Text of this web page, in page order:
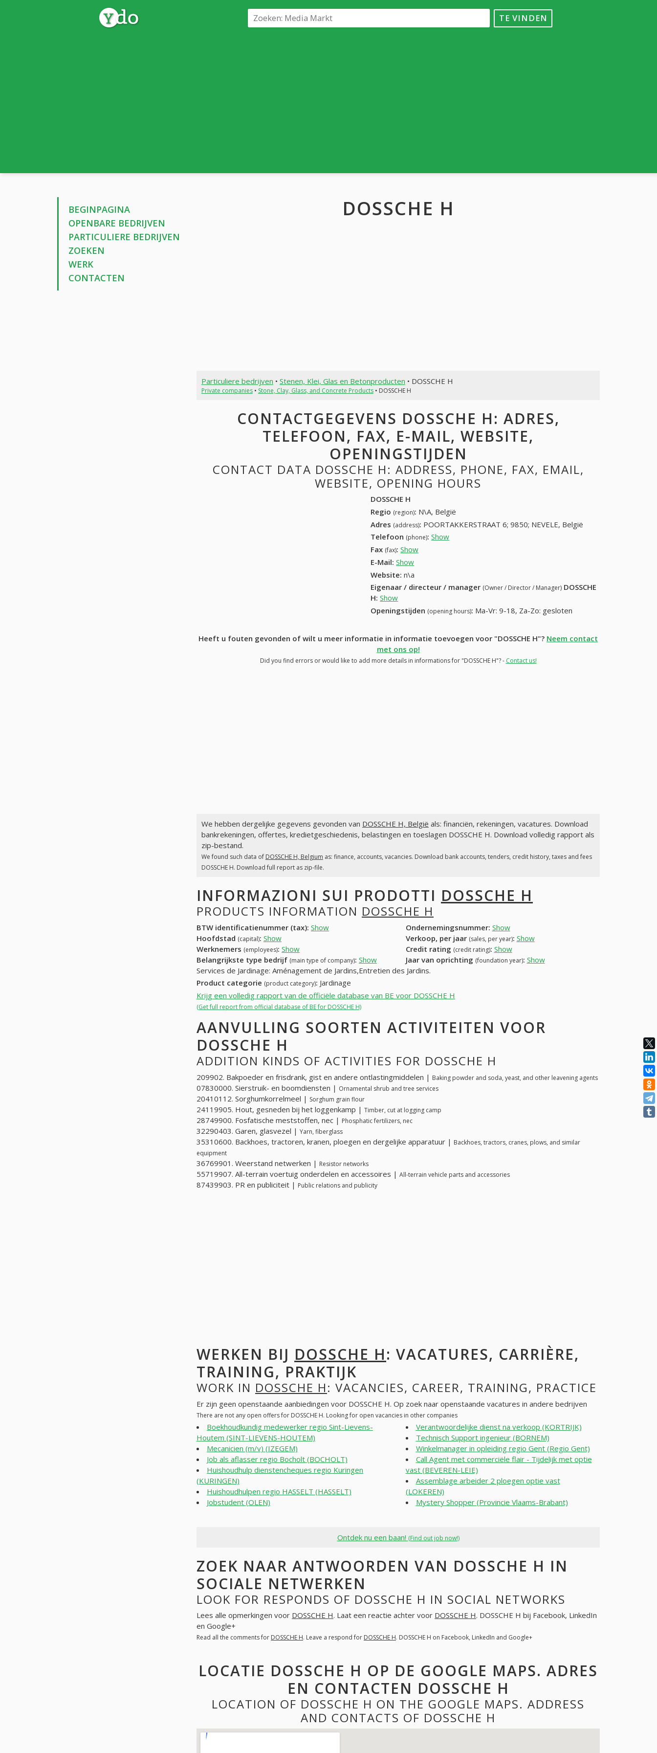
TE VINDEN
BEGINPAGINA
OPENBARE BEDRIJVEN
PARTICULIERE BEDRIJVEN
ZOEKEN
WERK
CONTACTEN
DOSSCHE H
Particuliere bedrijven • Stenen, Klei, Glas en Betonproducten • DOSSCHE H
Private companies• Stone, Clay, Glass, and Concrete Products• DOSSCHE H
CONTACTGEGEVENS DOSSCHE H: ADRES,
TELEFOON, FAX, E-MAIL, WEBSITE,
OPENINGSTIJDEN
CONTACT DATA DOSSCHE H: ADDRESS, PHONE, FAX, EMAIL,
WEBSITE, OPENING HOURS
DOSSCHE H
Regio (region): N\A, België
Adres (address): POORTAKKERSTRAAT 6; 9850; NEVELE, België
Telefoon (phone): Show
Fax (fax): Show
E-Mail: Show
Website: n\a
Eigenaar / directeur / manager (Owner / Director / Manager) DOSSCHE
H: Show
Openingstijden (opening hours): Ma-Vr: 9-18, Za-Zo: gesloten
Heeft u fouten gevonden of wilt u meer informatie in informatie toevoegen voor "DOSSCHE H"? Neem contact
met ons op!
Did you find errors or would like to add more details in informations for "DOSSCHE H"? - Contact us!
We hebben dergelijke gegevens gevonden van DOSSCHE H, België als: financiën, rekeningen, vacatures. Download
bankrekeningen, offertes, kredietgeschiedenis, belastingen en toeslagen DOSSCHE H. Download volledig rapport als
zip-bestand.
We found such data of DOSSCHE H, Belgium as: finance, accounts, vacancies. Download bank accounts, tenders, credit history, taxes and fees
DOSSCHE H. Download full report as zip-file.
INFORMAZIONI SUI PRODOTTI DOSSCHE H
PRODUCTS INFORMATION DOSSCHE H
BTW identificatienummer (tax): Show Ondernemingsnummer: Show
Hoofdstad (capital): Show Verkoop, per jaar (sales, per year): Show
Werknemers (employees): Show Credit rating (credit rating): Show
Belangrijkste type bedrijf (main type of company): Show Jaar van oprichting (foundation year): Show
Services de Jardinage: Aménagement de Jardins,Entretien des Jardins.
Product categorie (product category): Jardinage
Krijg een volledig rapport van de officiële database van BE voor DOSSCHE H
(Get full report from official database of BE for DOSSCHE H)
AANVULLING SOORTEN ACTIVITEITEN VOOR
DOSSCHE H
ADDITION KINDS OF ACTIVITIES FOR DOSSCHE H
209902. Bakpoeder en frisdrank, gist en andere ontlastingmiddelen | Baking powder and soda, yeast, and other leavening agents
07830000. Sierstruik- en boomdiensten | Ornamental shrub and tree services
20410112. Sorghumkorrelmeel | Sorghum grain flour
24119905. Hout, gesneden bij het loggenkamp | Timber, cut at logging camp
28749900. Fosfatische meststoffen, nec | Phosphatic fertilizers, nec
32290403. Garen, glasvezel | Yarn, fiberglass
35310600. Backhoes, tractoren, kranen, ploegen en dergelijke apparatuur | Backhoes, tractors, cranes, plows, and similar
equipment
36769901. Weerstand netwerken | Resistor networks
55719907. All-terrain voertuig onderdelen en accessoires | All-terrain vehicle parts and accessories
87439903. PR en publiciteit | Public relations and publicity
WERKEN BIJ DOSSCHE H: VACATURES, CARRIÈRE,
TRAINING, PRAKTIJK
WORK IN DOSSCHE H: VACANCIES, CAREER, TRAINING, PRACTICE
Er zijn geen openstaande aanbiedingen voor DOSSCHE H. Op zoek naar openstaande vacatures in andere bedrijven
There are not any open offers for DOSSCHE H. Looking for open vacancies in other companies
Boekhoudkundig medewerker regio Sint-Lievens-
Houtem (SINT-LIEVENS-HOUTEM)
Mecanicien (m/v) (IZEGEM)
Job als aflasser regio Bocholt (BOCHOLT)
Huishoudhulp dienstencheques regio Kuringen
(KURINGEN)
Huishoudhulpen regio HASSELT (HASSELT)
Jobstudent (OLEN)
Verantwoordelijke dienst na verkoop (KORTRIJK)
Technisch Support ingenieur (BORNEM)
Winkelmanager in opleiding regio Gent (Regio Gent)
Call Agent met commerciële flair - Tijdelijk met optie
vast (BEVEREN-LEIE)
Assemblage arbeider 2 ploegen optie vast
(LOKEREN)
Mystery Shopper (Provincie Vlaams-Brabant)
Ontdek nu een baan! (Find out job now!)
ZOEK NAAR ANTWOORDEN VAN DOSSCHE H IN
SOCIALE NETWERKEN
LOOK FOR RESPONDS OF DOSSCHE H IN SOCIAL NETWORKS
Lees alle opmerkingen voor DOSSCHE H. Laat een reactie achter voor DOSSCHE H. DOSSCHE H bij Facebook, LinkedIn
en Google+
Read all the comments for DOSSCHE H. Leave a respond for DOSSCHE H. DOSSCHE H on Facebook, LinkedIn and Google+
LOCATIE DOSSCHE H OP DE GOOGLE MAPS. ADRES
EN CONTACTEN DOSSCHE H
LOCATION OF DOSSCHE H ON THE GOOGLE MAPS. ADDRESS
AND CONTACTS OF DOSSCHE H